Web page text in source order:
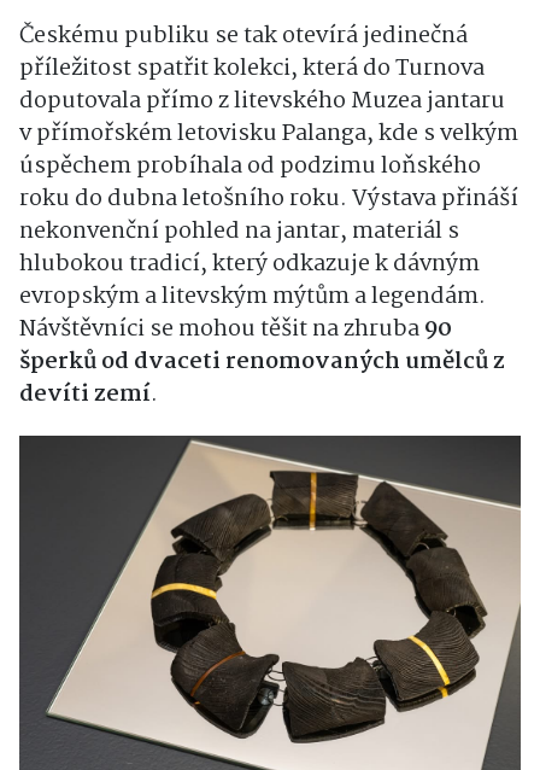
Českému publiku se tak otevírá jedinečná
příležitost spatřit kolekci, která do Turnova
doputovala přímo z litevského Muzea jantaru
v přímořském letovisku Palanga, kde s velkým
úspěchem probíhala od podzimu loňského
roku do dubna letošního roku. Výstava přináší
nekonvenční pohled na jantar, materiál s
hlubokou tradicí, který odkazuje k dávným
evropským a litevským mýtům a legendám.
Návštěvníci se mohou těšit na zhruba90
šperků od dvaceti renomovaných umělců z
devíti zemí.